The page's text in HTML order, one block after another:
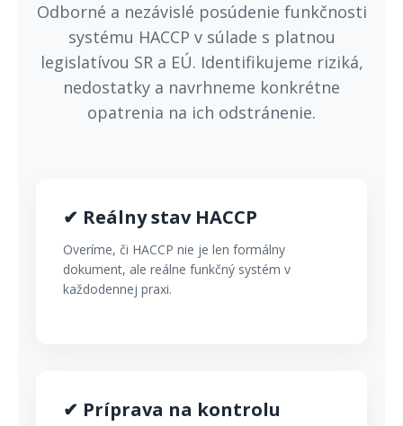
Odborné a nezávislé posúdenie funkčnosti
systému HACCP v súlade s platnou
legislatívou SR a EÚ. Identifikujeme riziká,
nedostatky a navrhneme konkrétne
opatrenia na ich odstránenie.
✔ Reálny stav HACCP
Overíme, či HACCP nie je len formálny
dokument, ale reálne funkčný systém v
každodennej praxi.
✔ Príprava na kontrolu